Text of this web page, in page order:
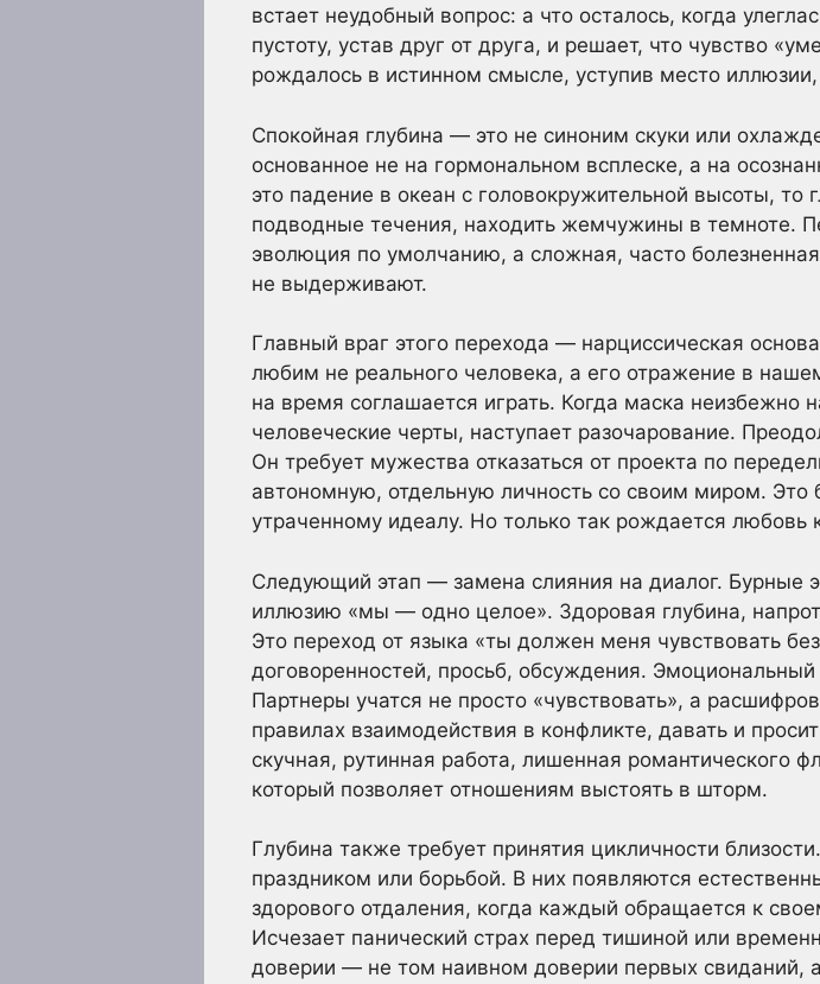
встает неудобный вопрос: а что осталось, когда
пустоту, устав друг от друга, и решает, что чувство
рождалось в истинном смысле, уступив место
Спокойная глубина — это не синоним скуки или
основанное не на гормональном всплеске, а на
это падение в океан с головокружительной высоты, то
подводные течения, находить жемчужины в темноте.
эволюция по умолчанию, а сложная, часто
не выдерживают.
Главный враг этого перехода — нарциссическая
любим не реального человека, а его отражение в
на время соглашается играть. Когда маска неизбежно
человеческие черты, наступает разочарование.
Он требует мужества отказаться от проекта по
автономную, отдельную личность со своим миром. Это
утраченному идеалу. Но только так рождается любовь
Следующий этап — замена слияния на диалог. Бурные
иллюзию «мы — одно целое». Здоровая глубина,
Это переход от языка «ты должен меня чувствовать
договоренностей, просьб, обсуждения.
Партнеры учатся не просто «чувствовать», а
правилах взаимодействия в конфликте, давать и
скучная, рутинная работа, лишенная романтического
который позволяет отношениям выстоять в шторм.
Глубина также требует принятия цикличности
праздником или борьбой. В них появляются
здорового отдаления, когда каждый обращается к
Исчезает панический страх перед тишиной или
доверии — не том наивном доверии первых свиданий,